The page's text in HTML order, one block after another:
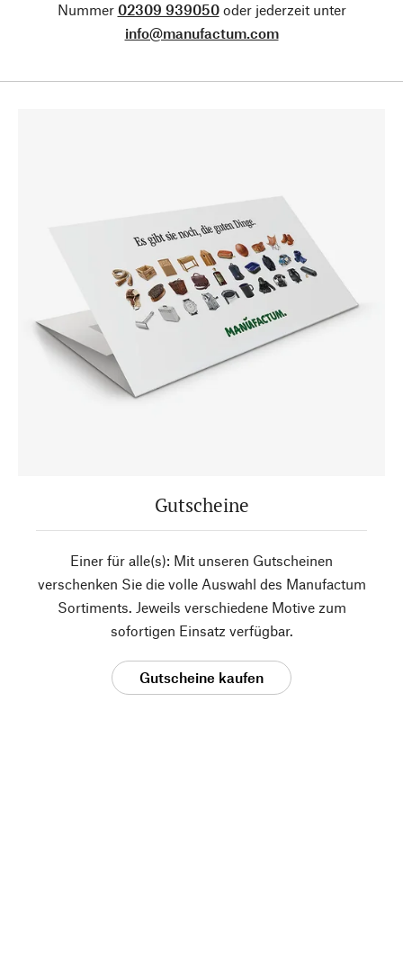
Nummer 02309 939050oder jederzeit unter
info@manufactum.com
Gutscheine
Einer für alle(s): Mit unseren Gutscheinen
verschenken Sie die volle Auswahl des Manufactum
Sortiments. Jeweils verschiedene Motive zum
sofortigen Einsatz verfügbar.
Gutscheine kaufen